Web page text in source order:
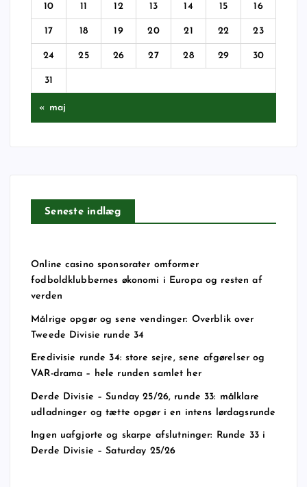
10 11 12 13 14 15 16
17 18 19 20 21 22 23
24 25 26 27 28 29 30
31
« maj
Seneste indlæg
Online casino sponsorater omformer
fodboldklubbernes økonomi i Europa og resten af
verden
Målrige opgør og sene vendinger: Overblik over
Tweede Divisie runde 34
Eredivisie runde 34: store sejre, sene afgørelser og
VAR-drama – hele runden samlet her
Derde Divisie – Sunday 25/26, runde 33: målklare
udladninger og tætte opgør i en intens lørdagsrunde
Ingen uafgjorte og skarpe afslutninger: Runde 33 i
Derde Divisie – Saturday 25/26